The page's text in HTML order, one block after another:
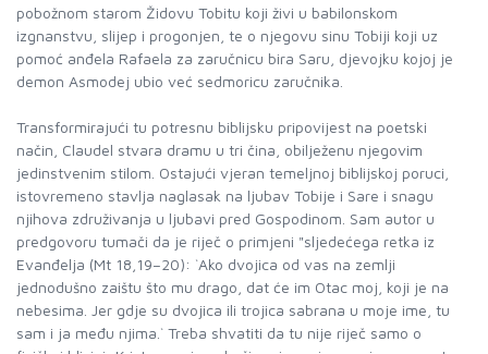
pobožnom starom Židovu Tobitu koji živi u babilonskom
izgnanstvu, slijep i progonjen, te o njegovu sinu Tobiji koji uz
pomoć anđela Rafaela za zaručnicu bira Saru, djevojku kojoj je
demon Asmodej ubio već sedmoricu zaručnika.
Transformirajući tu potresnu biblijsku pripovijest na poetski
način, Claudel stvara dramu u tri čina, obilježenu njegovim
jedinstvenim stilom. Ostajući vjeran temeljnoj biblijskoj poruci,
istovremeno stavlja naglasak na ljubav Tobije i Sare i snagu
njihova združivanja u ljubavi pred Gospodinom. Sam autor u
predgovoru tumači da je riječ o primjeni "sljedećega retka iz
Evanđelja (Mt 18,19–20): `Ako dvojica od vas na zemlji
jednodušno zaištu što mu drago, dat će im Otac moj, koji je na
nebesima. Jer gdje su dvojica ili trojica sabrana u moje ime, tu
sam i ja među njima.` Treba shvatiti da tu nije riječ samo o